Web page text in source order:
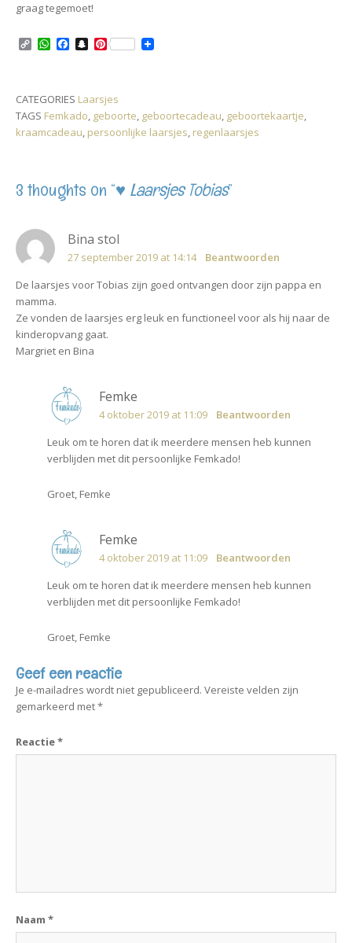
graag tegemoet!
C
L
i
n
k
W
s
A
p
p
b
o
o
k
S
c
h
a
t
P
e
r
e
s
CATEGORIES Laarsjes
TAGS Femkado, geboorte, geboortecadeau, geboortekaartje,
kraamcadeau, persoonlijke laarsjes, regenlaarsjes
3 thoughts on “♥ Laarsjes Tobias”
Bina stol
27 september 2019 at 14:14
Beantwoorden
De laarsjes voor Tobias zijn goed ontvangen door zijn pappa en
mamma.
Ze vonden de laarsjes erg leuk en functioneel voor als hij naar de
kinderopvang gaat.
Margriet en Bina
Femke
4 oktober 2019 at 11:09
Beantwoorden
Leuk om te horen dat ik meerdere mensen heb kunnen
verblijden met dit persoonlijke Femkado!
Groet, Femke
Femke
4 oktober 2019 at 11:09
Beantwoorden
Leuk om te horen dat ik meerdere mensen heb kunnen
verblijden met dit persoonlijke Femkado!
Groet, Femke
Geef een reactie
Je e-mailadres wordt niet gepubliceerd. Vereiste velden zijn
gemarkeerd met*
Reactie*
Naam *